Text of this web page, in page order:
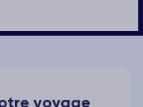
voyage